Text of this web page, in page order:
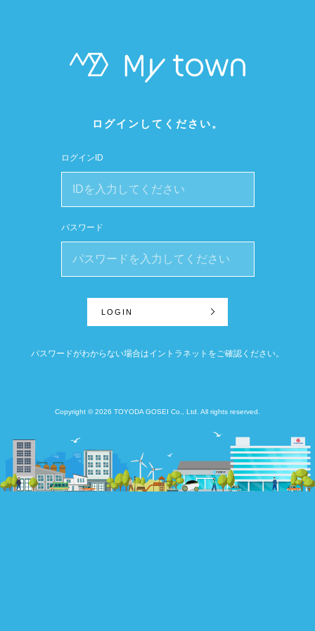
ログインしてください。
ログインID
パスワード
パスワードがわからない場合はイントラネットをご確認ください。
Copyright © 2026 TOYODA GOSEI Co., Ltd. All rights reserved.